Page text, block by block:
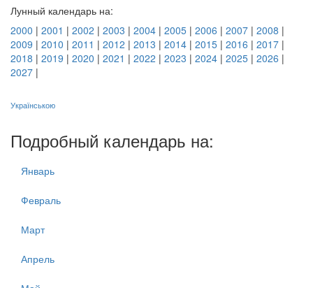
Лунный календарь на:
2000 | 2001 | 2002 | 2003 | 2004 | 2005 | 2006 | 2007 | 2008 |
2009 | 2010 | 2011 | 2012 | 2013 | 2014 | 2015 | 2016 | 2017 |
2018 | 2019 | 2020 | 2021 | 2022 | 2023 | 2024 | 2025 | 2026 |
2027 |
Українською
Подробный календарь на:
Январь
Февраль
Март
Апрель